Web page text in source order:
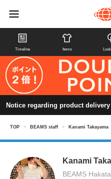
Timeline Items
Notice regarding product delivery
TOP > BEAMS staff > Kanami Takayama
Kanami
BEAMS Hakata